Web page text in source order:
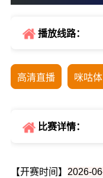
播放线路：
高清直播 咪咕
比赛详情：
【开赛时间】 2026-